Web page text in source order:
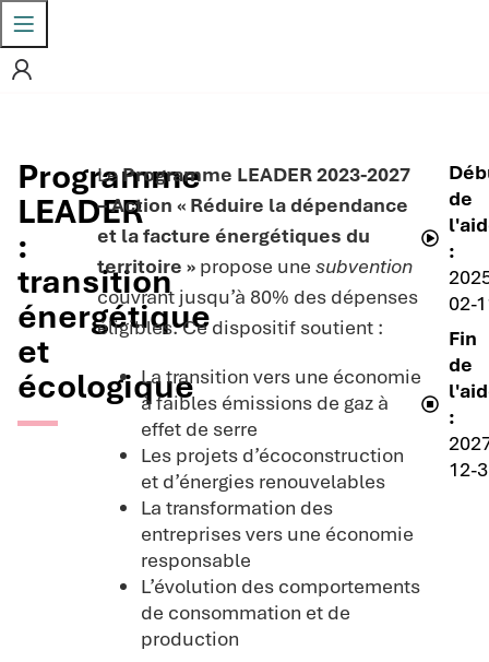
Programme
LEADER
:
transition
énergétique
et
écologique
LeProgramme LEADER 2023-2027
– Action « Réduire la dépendance
et la facture énergétiques du
territoire » propose unesubvention
couvrant jusqu’à 80% des dépenses
éligibles. Ce dispositif soutient :
La transition vers une économie
à faibles émissions de gaz à
effet de serre
Les projets d’écoconstruction
et d’énergies renouvelables
La transformation des
entreprises vers une économie
responsable
L’évolution des comportements
de consommation et de
production
de
:
02-
Fin
de
:
12-